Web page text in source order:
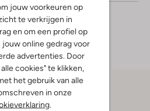
jouw voorkeuren op
te verkrijgen in
en om een profiel op
online gedrag voor
advertenties. Door
cookies" te klikken,
het gebruik van alle
in onze
.